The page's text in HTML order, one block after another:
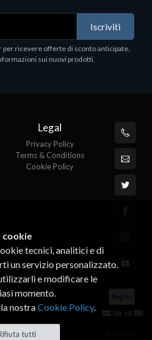
ESD
Iscriviti
ricevere offerte di sconto anticipate,
sui nuovi prodotti.
Legal
Privacy Policy
Terms & Conditions
Cookie Policy
cookie
tecnici, analitici e di
un servizio personalizzato.
e modificare le
momento.
nostraCookie Policy.
tutti